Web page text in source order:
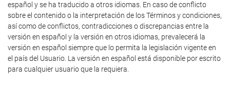
español y se ha traducido a otros idiomas. En caso de conflicto
sobre el contenido o la interpretación de los Términos y condiciones,
así como de conflictos, contradicciones o discrepancias entre la
versión en español y la versión en otros idiomas, prevalecerá la
versión en español siempre que lo permita la legislación vigente en
el país del Usuario. La versión en español está disponible por escrito
para cualquier usuario que la requiera.